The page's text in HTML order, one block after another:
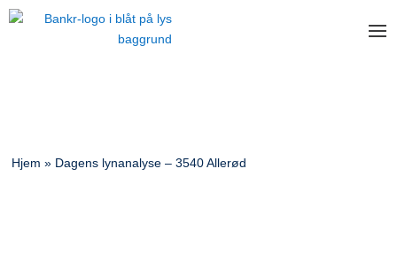
Hjem » Dagens lynanalyse – 3540 Allerød